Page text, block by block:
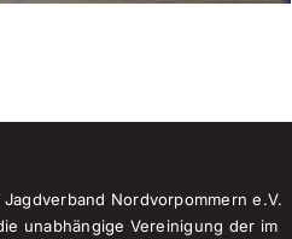
Jagdverband Nordvorpommern e.V.
unabhängige Vereinigung der im